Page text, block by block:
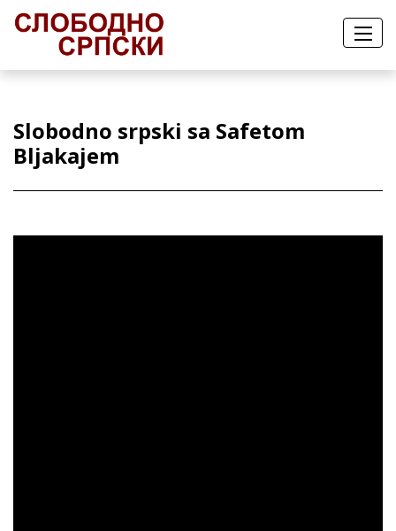
Slobodno srpski sa Safetom
Bljakajem